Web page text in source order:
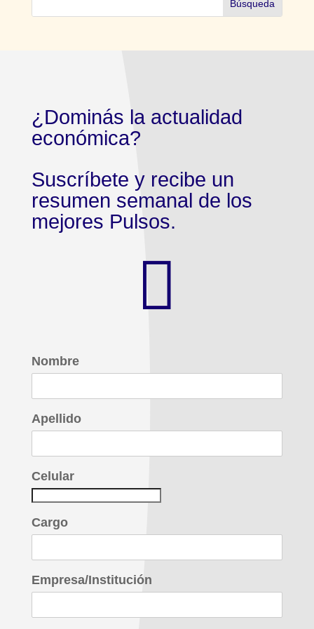
¿Dominás la actualidad
económica?
Suscríbete y recibe un
resumen semanal de los
mejores Pulsos.

Nombre
Apellido
Celular
Cargo
Empresa/Institución